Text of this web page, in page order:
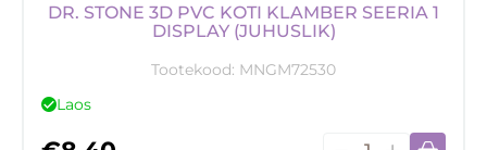
DR. STONE 3D PVC KOTI KLAMBER SEERIA 1
DISPLAY (JUHUSLIK)
Tootekood: MNGM72530
Laos